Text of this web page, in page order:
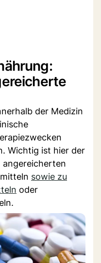
der Medizin
Wichtig ist hier der
angereicherten
sowie zu
oder